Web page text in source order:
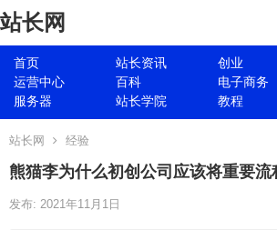
站长网
首页 站长资讯 创业
运营中心
百科 电子商务
服务器
站长学院 教程
站长网 经验
熊猫李为什么初创公司应该将重要流
发布: 2021年11月1日